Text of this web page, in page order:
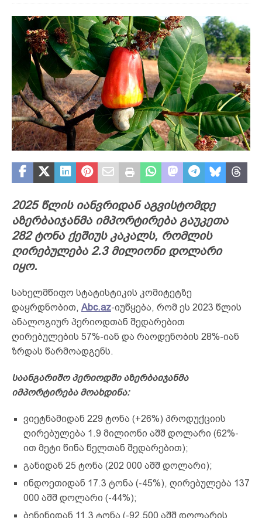
2025 წლის იანვრიდან აგვისტომდე
აზერბაიჯანმა იმპორტირება გაუკეთა
282 ტონა ქეშიუს კაკალს, რომლის
ღირებულება 2.3 მილიონი დოლარი
იყო.
სახელმწიფო სტატისტიკის კომიტეტზე
დაყრდნობით, Abc.az-იუწყება, რომ ეს 2023 წლის
ანალოგიურ პერიოდთან შედარებით
ღირებულების 57%-იან და რაოდენობის 28%-იან
ზრდას წარმოადგენს.
საანგარიშო პერიოდში აზერბაიჯანმა
იმპორტირება მოახდინა:
ვიეტნამიდან 229 ტონა (+26%) პროდუქციის
ღირებულება 1.9 მილიონი აშშ დოლარი (62%-
ით მეტი წინა წელთან შედარებით);
განიდან 25 ტონა (202 000 აშშ დოლარი);
ინდოეთიდან 17.3 ტონა (-45%), ღირებულება 137
000 აშშ დოლარი (-44%);
ბენინიდან 11.3 ტონა (-92,500 აშშ დოლარის